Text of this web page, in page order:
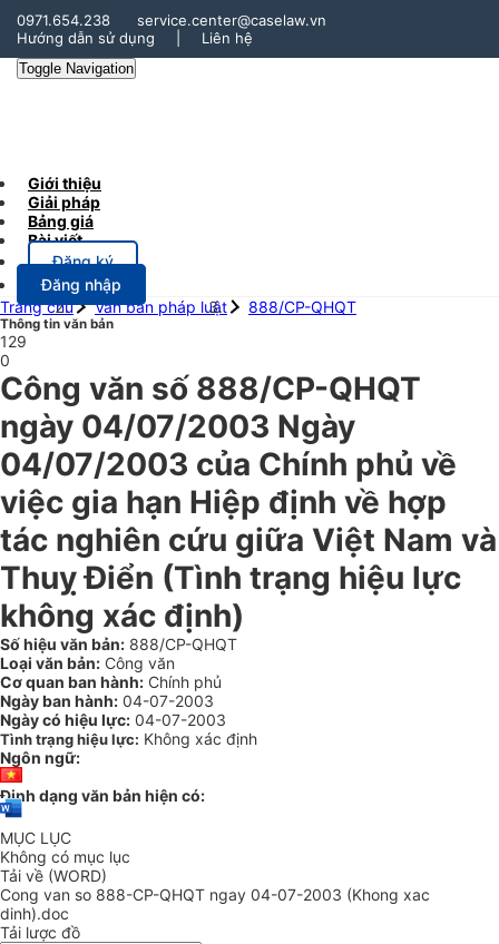
0971.654.238
service.center@caselaw.vn
Hướng dẫn sử dụng
Liên hệ
Toggle Navigation
Giới thiệu
Giải pháp
Bảng giá
Bài viết
Đăng ký
Đăng nhập
Trang chủ
Văn bản pháp luật 888/CP-QHQT
Thông tin văn bản
129
0
Công văn số 888/CP-QHQT
ngày 04/07/2003 Ngày
04/07/2003 của Chính phủ về
việc gia hạn Hiệp định về hợp
tác nghiên cứu giữa Việt Nam và
Thuỵ Điển (Tình trạng hiệu lực
không xác định)
Số hiệu văn bản: 888/CP-QHQT
Loại văn bản: Công văn
Cơ quan ban hành: Chính phủ
Ngày ban hành: 04-07-2003
Ngày có hiệu lực: 04-07-2003
Tình trạng hiệu lực: Không xác định
Ngôn ngữ:
Định dạng văn bản hiện có:
MỤC LỤC
Không có mục lục
Tải về (WORD)
Cong van so 888-CP-QHQT ngay 04-07-2003 (Khong xac
dinh).doc
Tải lược đồ